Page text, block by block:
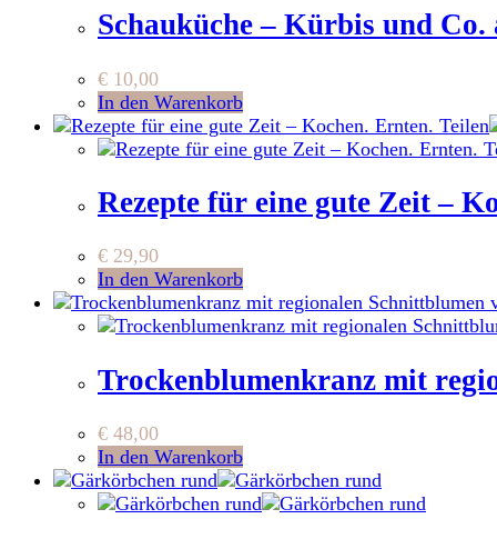
Schauküche – Kürbis und
€ 10,00
In den Warenkorb
Rezepte für eine gute Zeit –
€ 29,90
In den Warenkorb
Trockenblumenkranz mit
€ 48,00
In den Warenkorb